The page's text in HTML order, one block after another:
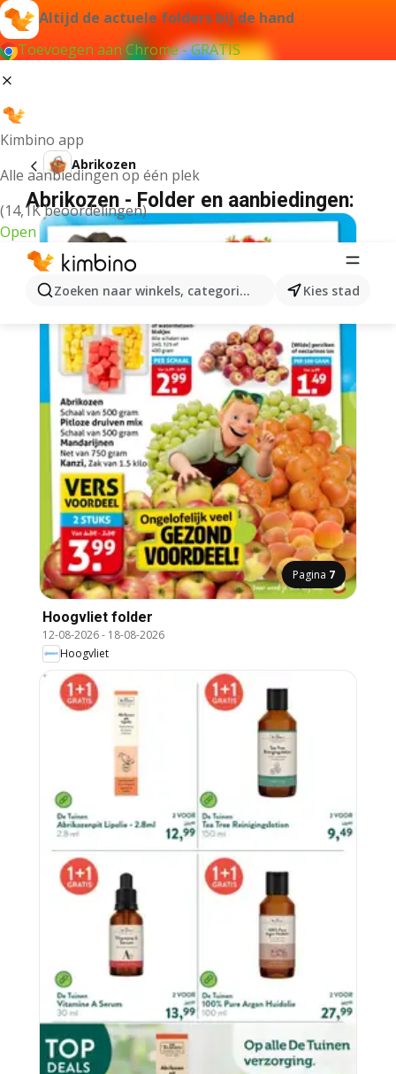
Altijd de actuele folders bij de hand
Toevoegen aan Chrome - GRATIS
Kimbino app
Alle aanbiedingen op één plek
(14,1K beoordelingen)
Open
Zoeken naar winkels, categorieën, producten...
Kies stad
Abrikozen
Abrikozen - Folder en aanbiedingen:
Pagina 7
Hoogvliet folder
12-08-2026- 18-08-2026
Hoogvliet